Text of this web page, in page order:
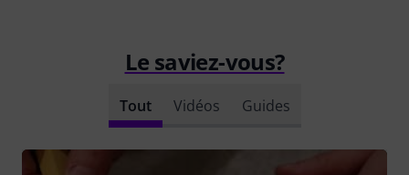
Le saviez-vous?
Tout Vidéos Guides